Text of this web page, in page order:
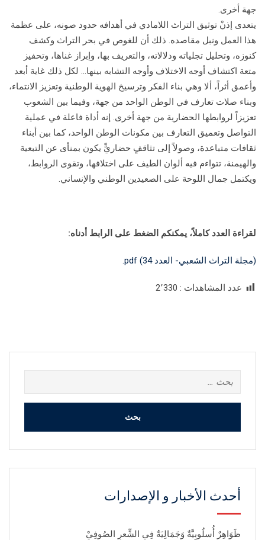
جهة أخرى.
يتعدى إذنْ توثيق التراث اللامادي في أهدافه حدود صونه، على عظمة
هذا العمل ونبل مقاصده. ذلك أن للغوص في بحر التراث وكشف
كنوزه، وتحليل تجلياته ودلالاته، والتعريف بها، وإبراز غناها، وتحفيز
متعة اكتشاف أوجه الاختلاف وأوجه التشابه بينها… لكل ذلك غاية أبعد
وأعمق أثراً، ألا وهي بناء الفكر وترسيخ الهوية الوطنية وتعزيز الانتماء،
وبناء صلات تعارف في الوطن الواحد من جهة، وفيما بين الشعوب
تعزيزاً لروابطها الحضارية من جهة أخرى. إنه أداة فاعلة في عملية
التواصل وتعميق التعارف بين مكونات الوطن الواحد، كما بين أبناء
ثقافات متباعدة، وصولاً إلى تثاقفٍ حضاريٍّ يكون بمنأى عن التبعية
والهيمنة، تتواءم فيه ألوان الطيف على اختلافها، وتقوى الروابط،
ويكتمل جمال اللوحة على الصعيدين الوطني والإنساني.
لقراءة العدد كاملاً، يمكنكم الضغط على الرابط أدناه:
(مجلة التراث الشعبي- العدد 34) pdf.
عدد المشاهدات : 2٬330
عن:
أحدث الأخبار و الإصدارات
ظَوَاهِرٌ أُسلُوبِيَّةٌ وَجَمَالِيَةٌ فِي الشِّعرِ الصُوفِيْ